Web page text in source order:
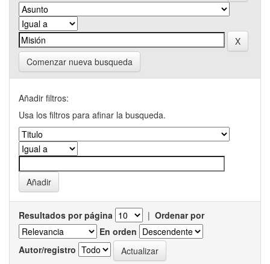
Comenzar nueva busqueda
Añadir filtros:
Usa los filtros para afinar la busqueda.
Resultados por página | Ordenar por
En orden
Autor/registro